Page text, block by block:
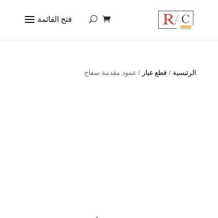
الرئيسية / قطع غيار / عمود مقدمة سفاج